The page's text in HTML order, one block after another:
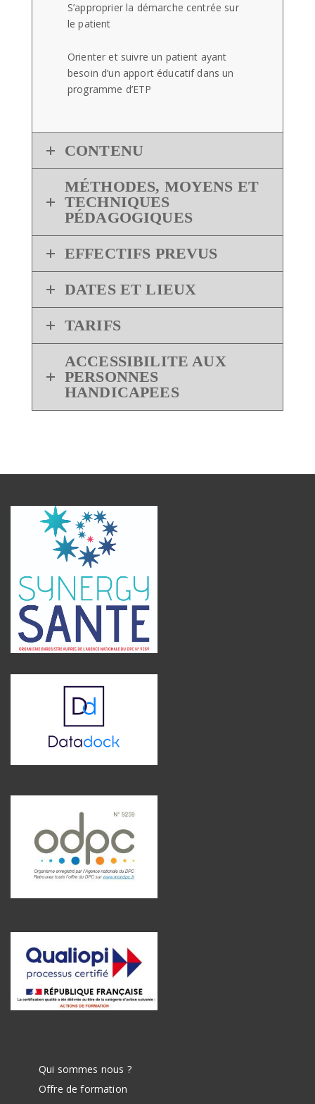
S’approprier la démarche centrée sur
le patient
Orienter et suivre un patient ayant
besoin d’un apport éducatif dans un
programme d’ETP
CONTENU
MÉTHODES, MOYENS ET
TECHNIQUES
PÉDAGOGIQUES
EFFECTIFS PREVUS
DATES ET LIEUX
TARIFS
ACCESSIBILITE AUX
PERSONNES
HANDICAPEES
Qui sommes nous ?
Offre de formation